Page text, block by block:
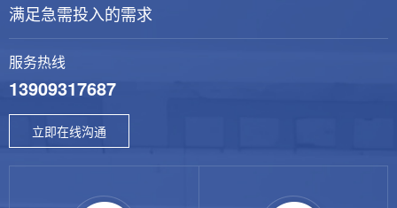
满足急需投入的需求
服务热线
13909317687
立即在线沟通